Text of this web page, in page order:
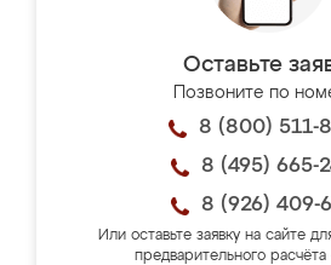
Оставьте
Позвоните по
8 (800) 511-
8 (495) 665-
8 (926) 409-
Или оставьте заявку на сайте
предварительного расчёта